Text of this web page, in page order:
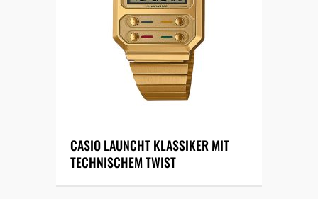
CASIO LAUNCHT KLASSIKER MIT
TECHNISCHEM TWIST